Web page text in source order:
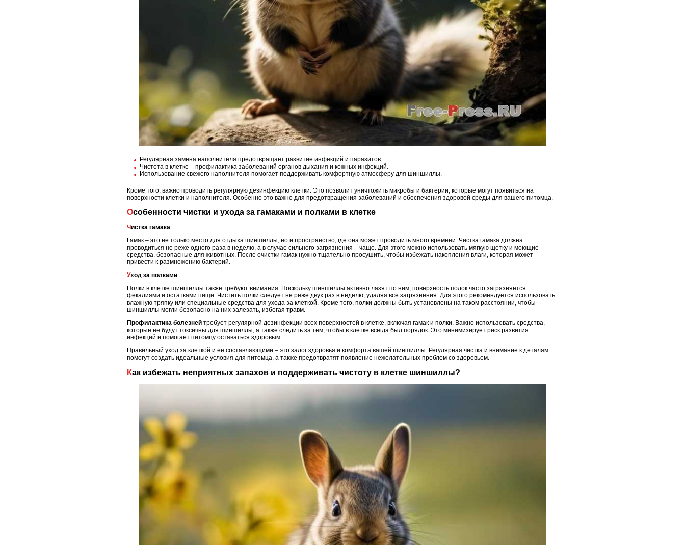
Регулярная замена наполнителя предотвращает развитие инфекций и паразитов.
Чистота в клетке – профилактика заболеваний органов дыхания и кожных инфекций.
Использование свежего наполнителя помогает поддерживать комфортную атмосферу для шиншиллы.
Кроме того, важно проводить регулярную дезинфекцию клетки. Это позволит уничтожить микробы и бактерии, которые могут появиться на
поверхности клетки и наполнителя. Особенно это важно для предотвращения заболеваний и обеспечения здоровой среды для вашего питомца.
Особенности чистки и ухода за гамаками и полками в клетке
Чистка гамака
Гамак – это не только место для отдыха шиншиллы, но и пространство, где она может проводить много времени. Чистка гамака должна
проводиться не реже одного раза в неделю, а в случае сильного загрязнения – чаще. Для этого можно использовать мягкую щетку и моющие
средства, безопасные для животных. После очистки гамак нужно тщательно просушить, чтобы избежать накопления влаги, которая может
привести к размножению бактерий.
Уход за полками
Полки в клетке шиншиллы также требуют внимания. Поскольку шиншиллы активно лазят по ним, поверхность полок часто загрязняется
фекалиями и остатками пищи. Чистить полки следует не реже двух раз в неделю, удаляя все загрязнения. Для этого рекомендуется использовать
влажную тряпку или специальные средства для ухода за клеткой. Кроме того, полки должны быть установлены на таком расстоянии, чтобы
шиншиллы могли безопасно на них залезать, избегая травм.
Профилактика болезней требует регулярной дезинфекции всех поверхностей в клетке, включая гамак и полки. Важно использовать средства,
которые не будут токсичны для шиншиллы, а также следить за тем, чтобы в клетке всегда был порядок. Это минимизирует риск развития
инфекций и помогает питомцу оставаться здоровым.
Правильный уход за клеткой и ее составляющими – это залог здоровья и комфорта вашей шиншиллы. Регулярная чистка и внимание к деталям
помогут создать идеальные условия для питомца, а также предотвратят появление нежелательных проблем со здоровьем.
Как избежать неприятных запахов и поддерживать чистоту в клетке шиншиллы?